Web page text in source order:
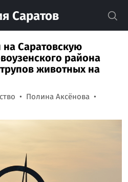
Саратов
Саратовскую
района
животных на
Полина Аксёнова